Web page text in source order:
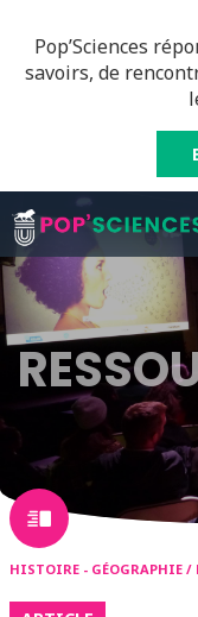
Pop’Sciences
savoirs, de
HISTOIRE - GÉOGRAPHIE /